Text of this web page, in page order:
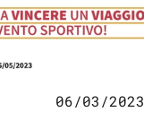
06/03/2023